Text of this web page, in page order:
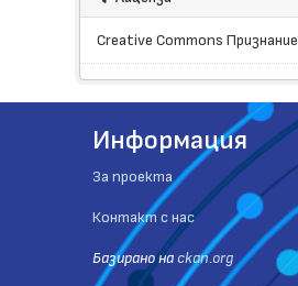
Creative Commons Признание
Информация
За проекта
Контакт с нас
Базиранo на ckan.org